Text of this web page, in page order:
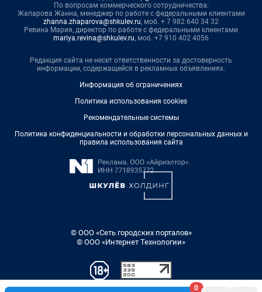
0
По вопросам коммерческого сотрудничества:
Жапарова Жанна, менеджер по работе с федеральными клиентами
zhanna.zhaparova@shkulev.ru, моб. + 7 982 640 34 32
Ревина Мария, директор по работе с федеральными клиентами
mariya.revina@shkulev.ru, моб. +7 910 402 4056
Редакция сайта не несет ответственности за достоверность
информации, содержащейся в рекламных объявлениях.
Информация об ограничениях
Политика использования cookies
Рекомендательные системы
Политика конфиденциальности и обработки персональных данных и
правила использования сайта
© ООО «Сеть городских порталов»
© ООО «Интернет Технологии»